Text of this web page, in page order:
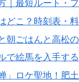
｜最短ルート・
どこ？時刻表・
朝ごはんと高松
で絵馬を入手す
」ロケ聖地！肥